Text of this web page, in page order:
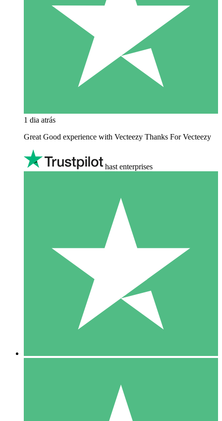
1 dia atrás
Great Good experience with Vecteezy Thanks For Vecteezy
hast enterprises